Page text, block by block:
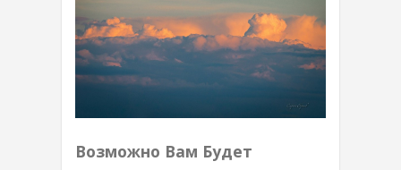
Возможно Вам Будет